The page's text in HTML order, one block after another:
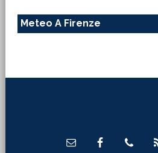
Meteo A Firenze